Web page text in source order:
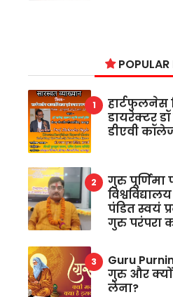
POPULAR
हार्टफुलनेस
डायरेक्टर
डीएवी
गुरु पूर्णिमा
पंडित स्वयं
गुरु परंपरा
Guru
गुरु और क्यों
लेना?